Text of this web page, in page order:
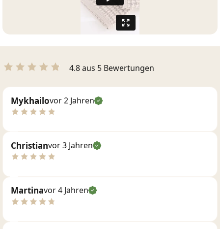
4.8 aus 5 Bewertungen
Mykhailovor 2 Jahren
Christianvor 3 Jahren
Martinavor 4 Jahren